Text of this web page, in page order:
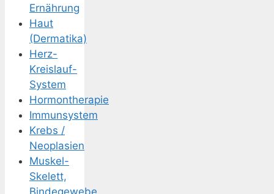
Ernährung
Haut
(Dermatika)
Herz-
Kreislauf-
System
Hormontherapie
Immunsystem
Krebs /
Neoplasien
Muskel-
Skelett,